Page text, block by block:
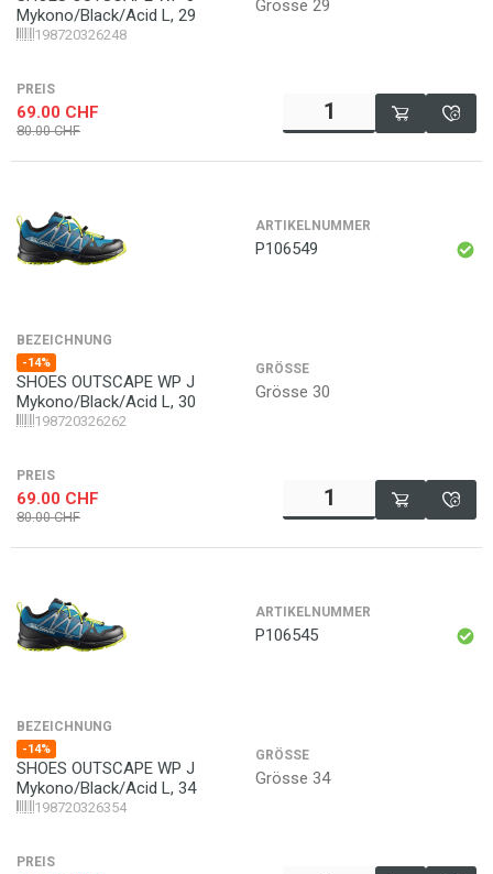
Mykono/Black/Acid L, 29
198720326248
Grösse 29
PREIS
69.00 CHF
80.00 CHF
ARTIKELNUMMER
P106549
BEZEICHNUNG
-14%
SHOES OUTSCAPE WP J
Mykono/Black/Acid L, 30
198720326262
GRÖSSE
Grösse 30
PREIS
69.00 CHF
80.00 CHF
ARTIKELNUMMER
P106545
BEZEICHNUNG
-14%
SHOES OUTSCAPE WP J
Mykono/Black/Acid L, 34
198720326354
GRÖSSE
Grösse 34
PREIS